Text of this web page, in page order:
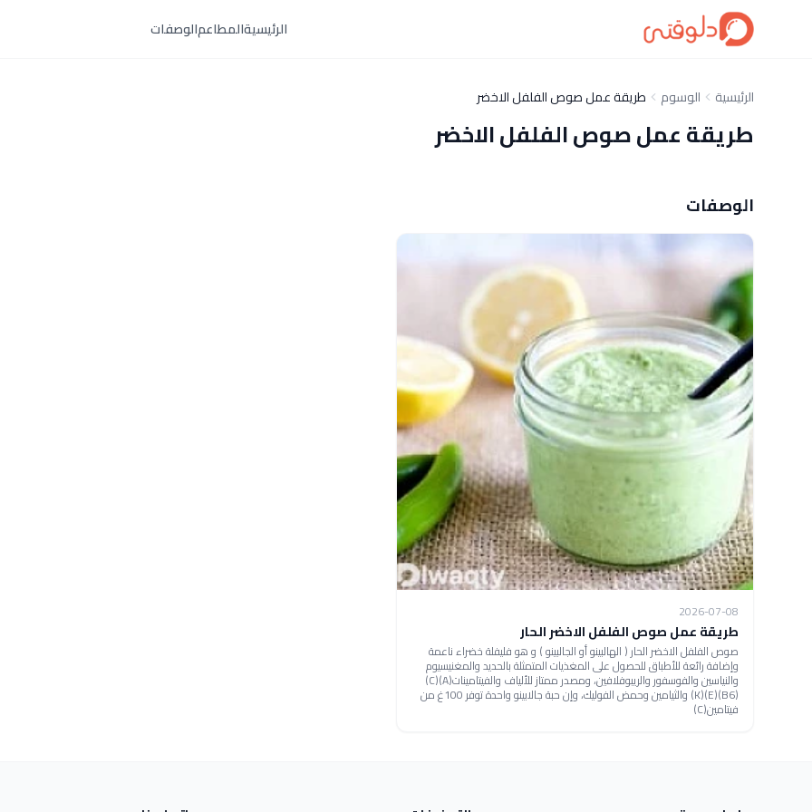
الرئيسيةالمطاعمالوصفات
الرئيسية الوسوم طريقة عمل صوص الفلفل الاخضر
طريقة عمل صوص الفلفل الاخضر
الوصفات
2026-07-08
طريقة عمل صوص الفلفل الاخضر الحار
صوص الفلفل الاخضر الحار ( الهالبينو أو الجالبينو ) و هو فليفلة خضراء ناعمة
وإضافة رائعة للأطباق للحصول على المغذيات المتمثلة بالحديد والمغنيسيوم
والنياسين والفوسفور والريبوفلافين، ومصدر ممتاز للألياف والفيتامينات(A)(C)
(B6)(E)(K) والثيامين وحمض الفوليك، وإن حبة جالابينو واحدة توفر 100غ من
فيتامين(C)